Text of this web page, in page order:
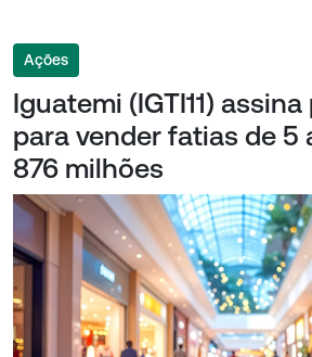
Ações
Iguatemi (IGTI11)
para vender fatias de 5
876 milhões